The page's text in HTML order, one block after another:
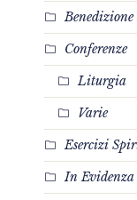
Conferenze
Liturgia
Varie
Esercizi
In Evidenza